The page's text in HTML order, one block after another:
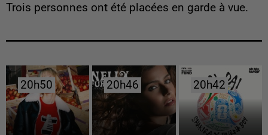
Trois personnes ont été placées en garde à vue.
20h50
20h50 20h46
20h46 20h42
20h42